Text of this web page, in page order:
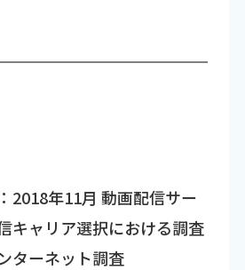
2018年11月 動画配信サー
キャリア選択における調査
ターネット調査